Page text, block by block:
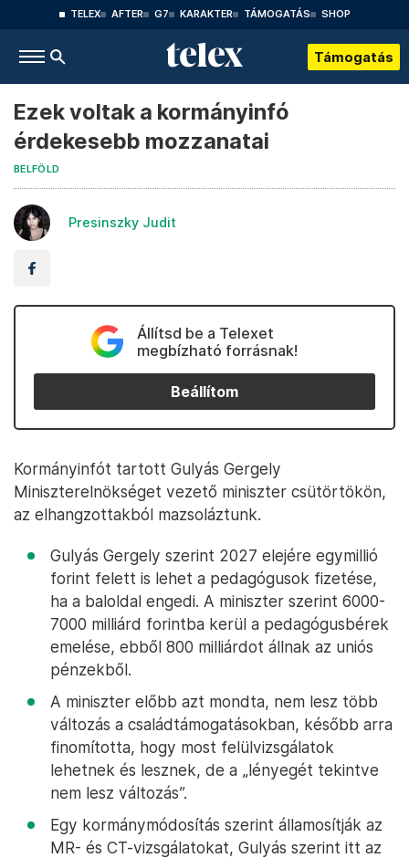
TELEX AFTER G7 KARAKTER TÁMOGATÁS SHOP
Támogatás
Ezek voltak a kormányinfó
érdekesebb mozzanatai
BELFÖLD
Presinszky Judit
Állítsd be a Telexet
megbízható forrásnak!
Beállítom
Kormányinfót tartott Gulyás Gergely
Miniszterelnökséget vezető miniszter csütörtökön,
az elhangzottakból mazsoláztunk.
Gulyás Gergely szerint 2027 elejére egymillió
forint felett is lehet a pedagógusok fizetése,
ha a baloldal engedi. A miniszter szerint 6000-
7000 milliárd forintba kerül a pedagógusbérek
emelése, ebből 800 milliárdot állnak az uniós
pénzekből.
A miniszter előbb azt mondta, nem lesz több
változás a családtámogatásokban, később arra
finomította, hogy most felülvizsgálatok
lehetnek és lesznek, de a „lényegét tekintve
nem lesz változás”.
Egy kormánymódosítás szerint államosítják az
MR- és CT-vizsgálatokat, Gulyás szerint itt az